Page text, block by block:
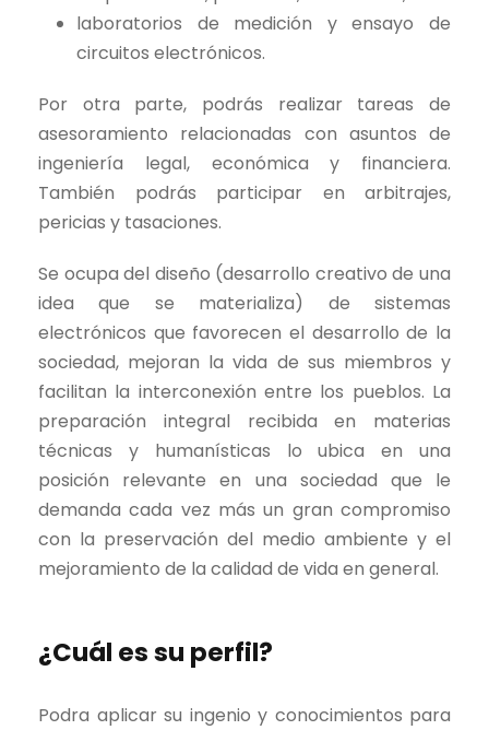
laboratorios de medición y ensayo de
circuitos electrónicos.
Por otra parte, podrás realizar tareas de
asesoramiento relacionadas con asuntos de
ingeniería legal, económica y financiera.
También podrás participar en arbitrajes,
pericias y tasaciones.
Se ocupa del diseño (desarrollo creativo de una
idea que se materializa) de sistemas
electrónicos que favorecen el desarrollo de la
sociedad, mejoran la vida de sus miembros y
facilitan la interconexión entre los pueblos. La
preparación integral recibida en materias
técnicas y humanísticas lo ubica en una
posición relevante en una sociedad que le
demanda cada vez más un gran compromiso
con la preservación del medio ambiente y el
mejoramiento de la calidad de vida en general.
¿Cuál es su perfil?
Podra aplicar su ingenio y conocimientos para